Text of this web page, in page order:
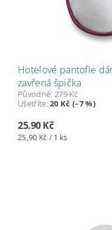
Hotelové pantofle
zavřená špička
Původně: 279 Kč
Ušetříte:20 Kč (–7 %)
25.90 Kč
25,90 Kč / 1 ks